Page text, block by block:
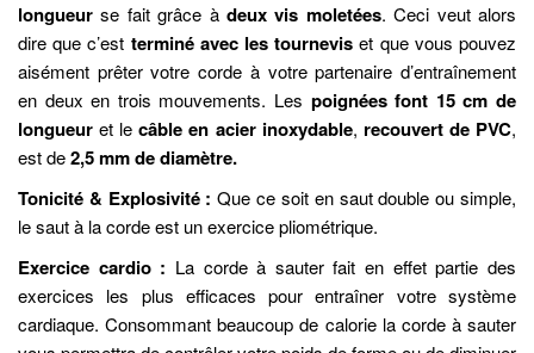
longueur se fait grâce à deux vis moletées. Ceci veut alors
dire que c’est terminé avec les tourneviset que vous pouvez
aisément prêter votre corde à votre partenaire d’entraînement
en deux en trois mouvements. Les poignées font 15 cm de
longueuret lecâble en acier inoxydable, recouvert de PVC,
est de2,5 mm de diamètre.
Tonicité & Explosivité : Que ce soit en saut double ou simple,
le saut à la corde est un exercice pliométrique.
Exercice cardio : La corde à sauter fait en effet partie des
exercices les plus efficaces pour entraîner votre système
cardiaque. Consommant beaucoup de calorie la corde à sauter